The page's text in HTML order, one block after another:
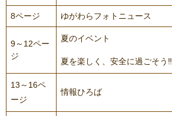
8ページ ゆがわらフォトニュース
9～12ペー
ジ
夏のイベント
夏を楽しく、安全に過ごそう‼
13～16ペ
ージ
情報ひろば